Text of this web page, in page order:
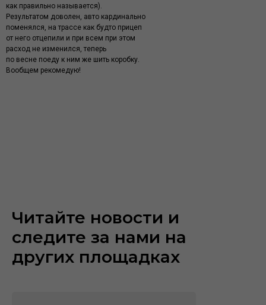
как правильно называется).
Результатом доволен, авто кардинально
поменялся, на трассе как будто прицеп
от него отцепили и при всем при этом
расход не изменился, теперь
по весне поеду к ним же шить коробку.
Вообщем рекомедую!
Читайте новости и
следите за нами на
других площадках